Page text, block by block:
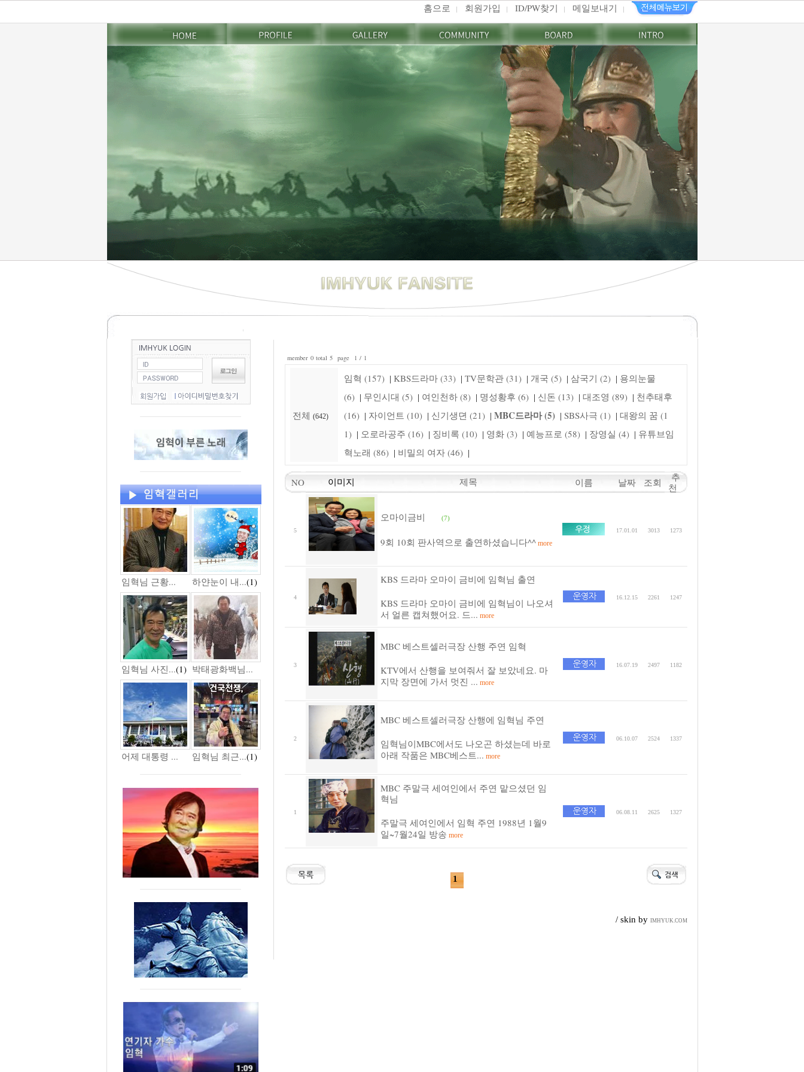
홈으로 회원가입 ID/PW찾기 메일보내기
임혁님 근황... 하얀눈이 내...(1)
임혁님 사진...(1) 박태광화백님...
어제 대통령 ... 임혁님 최근...(1)
member 0 total 5 page 1 / 1
전체 (642)
임혁 (157) | KBS드라마 (33) | TV문학관 (31) | 개국 (5) | 삼국기 (2) | 용의눈물
(6) | 무인시대 (5) | 여인천하 (8) | 명성황후 (6) | 신돈 (13) | 대조영 (89) | 천추태후
(16) | 자이언트 (10) | 신기생뎐 (21) | MBC드라마 (5) | SBS사극 (1) | 대왕의 꿈 (1
1) | 오로라공주 (16) | 징비록 (10) | 영화 (3) | 예능프로 (58) | 장영실 (4) | 유튜브임
혁노래 (86) | 비밀의 여자 (46) |
NO 이미지 제목 이름 날짜 조회
추
천
5
오마이금비 (7)
9회 10회 판사역으로 출연하셨습니다^^more
17.01.01 3013 1273
4
KBS 드라마 오마이 금비에 임혁님 출연
KBS 드라마 오마이 금비에 임혁님이 나오셔
서 얼른 캡쳐했어요. 드... more
16.12.15 2261 1247
3
MBC 베스트셀러극장 산행 주연 임혁
KTV에서 산행을 보여줘서 잘 보았네요. 마
지막 장면에 가서 멋진 ... more
16.07.19 2497 1182
2
MBC 베스트셀러극장 산행에 임혁님 주연
임혁님이MBC에서도 나오곤 하셨는데 바로
아래 작품은 MBC베스트... more
06.10.07 2524 1337
1
MBC 주말극 세여인에서 주연 맡으셨던 임
혁님
주말극 세여인에서 임혁 주연 1988년 1월9
일~7월24일 방송 more
06.08.11 2625 1327
1
/ skin by IMHYUK.COM